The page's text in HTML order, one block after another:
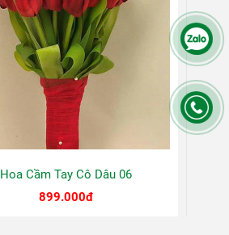
Hoa Cầm Tay Cô Dâu 06
899.000đ